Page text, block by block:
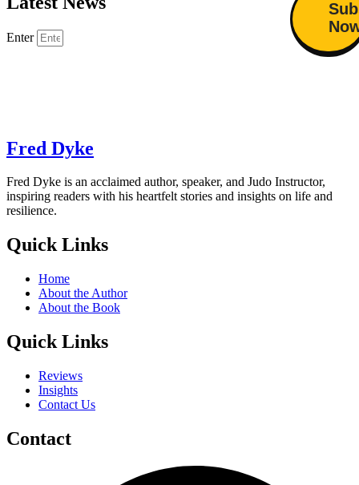
Enter
Fred Dyke
Fred Dyke is an acclaimed author, speaker, and Judo Instructor,
inspiring readers with his heartfelt stories and insights on life and
resilience.
Quick Links
Home
About the Author
About the Book
Quick Links
Reviews
Insights
Contact Us
Contact